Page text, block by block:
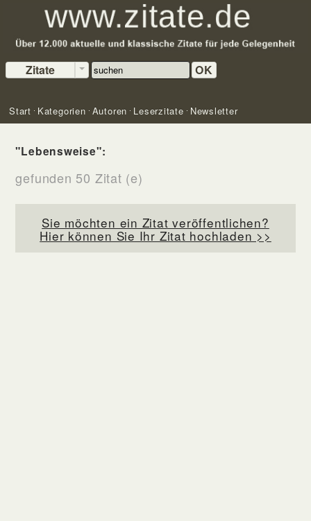
Zitate OK
Start Kategorien Autoren Leserzitate Newsletter
"Lebensweise":
gefunden 50 Zitat (e)
Sie möchten ein Zitat veröffentlichen?
Hier können Sie Ihr Zitat hochladen >>